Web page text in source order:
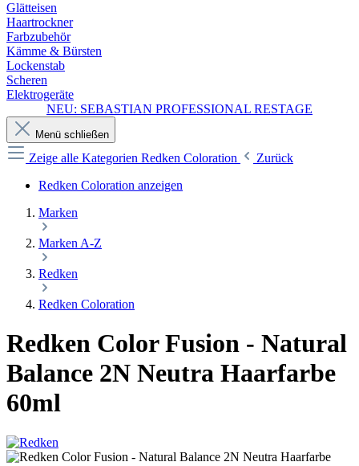
Glätteisen
Haartrockner
Farbzubehör
Kämme & Bürsten
Lockenstab
Scheren
Elektrogeräte
NEU: SEBASTIAN PROFESSIONAL RESTAGE
Menü schließen
Zeige alle Kategorien Redken Coloration
Zurück
Redken Coloration anzeigen
Marken
Marken A-Z
Redken
Redken Coloration
Redken Color Fusion - Natural
Balance 2N Neutra Haarfarbe
60ml